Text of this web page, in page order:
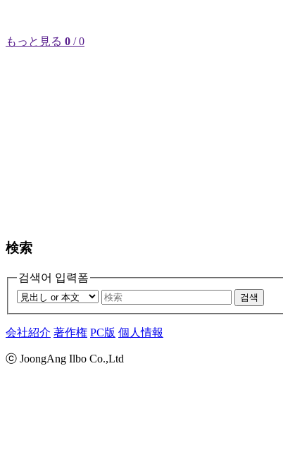
もっと見る 0 / 0
検索
검색어 입력폼
검색
会社紹介 著作権 PC版 個人情報
ⓒ JoongAng Ilbo Co.,Ltd